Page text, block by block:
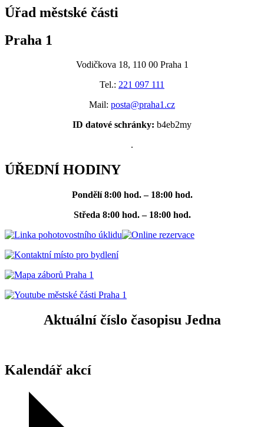
Úřad městské části
Praha 1
Vodičkova 18, 110 00 Praha 1
Tel.: 221 097 111
Mail: posta@praha1.cz
ID datové schránky: b4eb2my
.
ÚŘEDNÍ HODINY
Pondělí 8:00 hod. – 18:00 hod.
Středa 8:00 hod. – 18:00 hod.
Aktuální číslo časopisu Jedna
Kalendář akcí